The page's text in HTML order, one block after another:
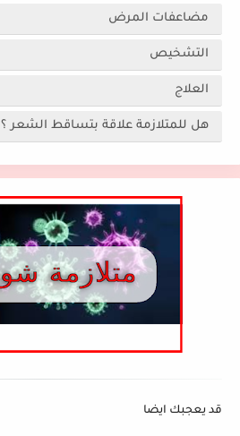
مضاعفات المرض
التشخيص
العلاج
هل للمتلازمة علاقة بتساقط الشعر ؟
قد يعجبك ايضا